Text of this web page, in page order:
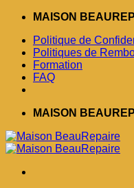
Passer
contenu
MAISON
Politique de
Politiques de
Formation
FAQ
MAISON